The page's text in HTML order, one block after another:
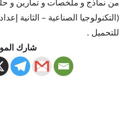
للتحميل .
شارك